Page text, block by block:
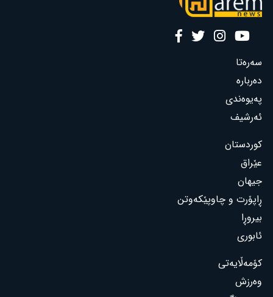
سەرەتا
دەربارە
پەیوەندی
ئەرشیف
کوردستان
عێراق
جیهان
ڕاپۆرت و چاوپێکەوتن
بیروڕا
ئابوری
کۆمەڵایەتی
وەرزش